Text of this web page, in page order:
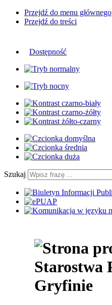
Przejdź do menu głównego
Przejdź do treści
Dostępność
Szukaj